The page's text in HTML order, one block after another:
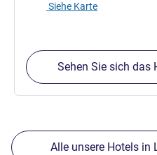
Siehe Karte
Sehen Sie sich das
Alle unsere Hotels in